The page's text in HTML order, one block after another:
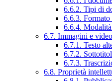
6.6.2. Tipi di
6.6.3.
6.6.4.
6.7. Immagini e video
6.7.1. Testo
6.7.2.
6.7.3.
6.8. Proprietà